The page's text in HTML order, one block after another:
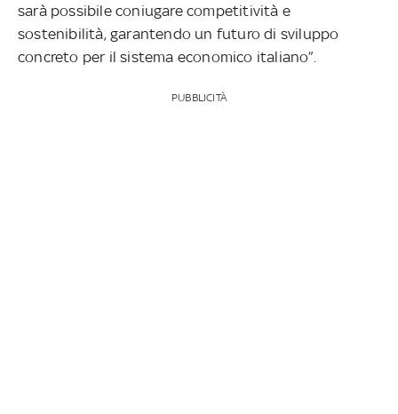
sarà possibile coniugare competitività e
sostenibilità, garantendo un futuro di sviluppo
concreto per il sistema economico italiano”.
PUBBLICITÀ